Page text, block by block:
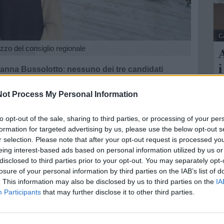
Process My Personal Information
opt-out of the sale, sharing to third parties, or processing of your
for targeted advertising by us, please use the below opt-out
selection. Please note that after your opt-out request is processed
interest-based ads based on personal information utilized by us
to third parties prior to your opt-out. You may separately
of your personal information by third parties on the IAB’s list of
This information may also be disclosed by us to third parties on the
Participants that may further disclose it to other third parties.
del consiglio regionale
Bussolotto: nessuno dei tre candidati
della Puglia ce l'ha fatta
Decaro presidente ha battagliato con l'assessore
ardua già alla vigilia quella contro il forte
del consiglio comunale di Castellaneta ha
consensi trasversali.
sulle 1.717 preferenze.In totale, in tutta la
a 2.926.Lopane, invece, a Castellaneta ha
il primo della lista, forte di un elettorato
e 6.342 preferenze totali).
i
...